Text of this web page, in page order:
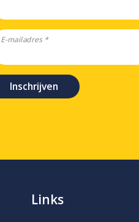
E-mailadres *
Inschrijven
Links